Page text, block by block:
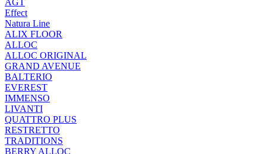
AGT
Effect
Natura Line
ALIX FLOOR
ALLOC
ALLOC ORIGINAL
GRAND AVENUE
BALTERIO
EVEREST
IMMENSO
LIVANTI
QUATTRO PLUS
RESTRETTO
TRADITIONS
BERRY ALLOC